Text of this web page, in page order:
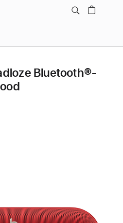
Bluetooth®-